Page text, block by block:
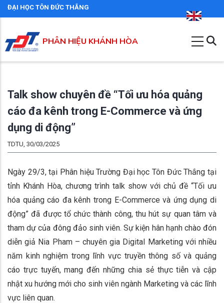
Nhảy
đến
dung
ĐẠI HỌC TÔN ĐỨC THẮNG
PHÂN HIỆU KHÁNH HÒA
Talk show chuyên đề “Tối ưu hóa quảng
cáo đa kênh trong E-Commerce và ứng
dụng di động”
TDTU, 30/03/2025
Ngày 29/3, tại Phân hiệu Trường Đại học Tôn Đức Thắng tại
tỉnh Khánh Hòa, chương trình talk show với chủ đề “Tối ưu
hóa quảng cáo đa kênh trong E-Commerce và ứng dụng di
động” đã được tổ chức thành công, thu hút sự quan tâm và
tham dự của đông đảo sinh viên. Sự kiện hân hạnh chào đón
diễn giả Nia Pham – chuyên gia Digital Marketing với nhiều
năm kinh nghiệm trong lĩnh vực truyền thông số và quảng
cáo trực tuyến, mang đến những chia sẻ thực tiễn và cập
nhật xu hướng mới cho sinh viên ngành Marketing và các lĩnh
vực liên quan.